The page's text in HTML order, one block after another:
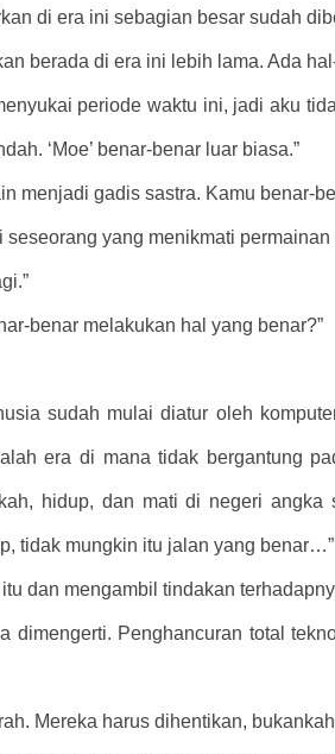
di era ini sebagian besar sudah
berada di era ini lebih lama. Ada
periode waktu ini, jadi aku
‘Moe’ benar-benar luar biasa.”
menjadi gadis sastra. Kamu benar-
yang menikmati permainan
benar melakukan hal yang benar?”
sudah mulai diatur oleh
era di mana tidak bergantung
hidup, dan mati di negeri
tidak mungkin itu jalan yang benar…”
dan mengambil tindakan
dimengerti. Penghancuran total
Mereka harus dihentikan,